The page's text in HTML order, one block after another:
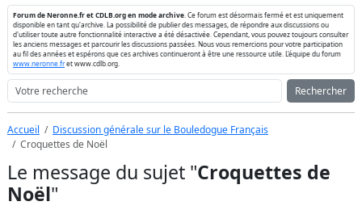
Forum de Neronne.fr et CDLB.org en mode archive . Ce forum est désormais fermé et est uniquement
disponible en tant qu'archive. La possibilité de publier des messages, de répondre aux discussions ou
d'utiliser toute autre fonctionnalité interactive a été désactivée. Cependant, vous pouvez toujours consulter
les anciens messages et parcourir les discussions passées. Nous vous remercions pour votre participation
au fil des années et espérons que ces archives continueront à être une ressource utile. L'équipe du forum
www.neronne.fret www.cdlb.org.
Rechercher
Accueil
Discussion générale sur le Bouledogue Français
Croquettes de Noël
Le message du sujet "Croquettes de
Noël"